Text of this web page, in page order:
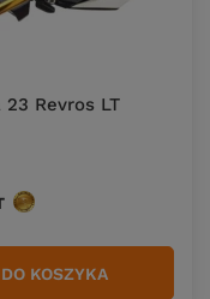
Revros LT
punktów
DO KOSZYKA